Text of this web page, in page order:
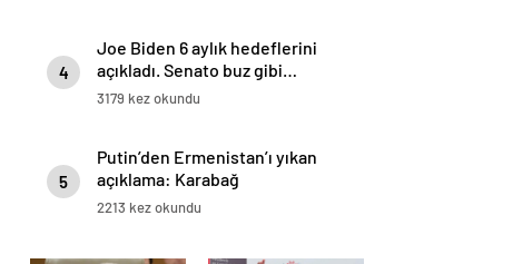
4
Joe Biden 6 aylık hedeflerini
açıkladı. Senato buz gibi…
3179 kez okundu
5
Putin’den Ermenistan’ı yıkan
açıklama: Karabağ
Azerbaycan’ın ayrılmaz bir
2213 kez okundu